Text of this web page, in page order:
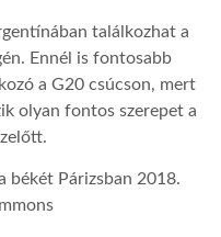
találkozhat a
Ennél is fontosabb
a G20 csúcson, mert
olyan fontos szerepet a
békét Párizsban 2018.